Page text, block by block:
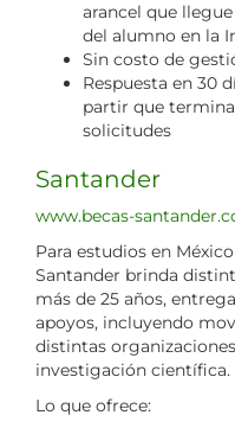
arancel que
del alumno en la
Sin costo de
Respuesta en 30
partir que
solicitudes
Santander
www.becas-
Para estudios en
Santander brinda
más de 25 años,
apoyos, incluyendo
distintas
investigación científica.
Lo que ofrece: